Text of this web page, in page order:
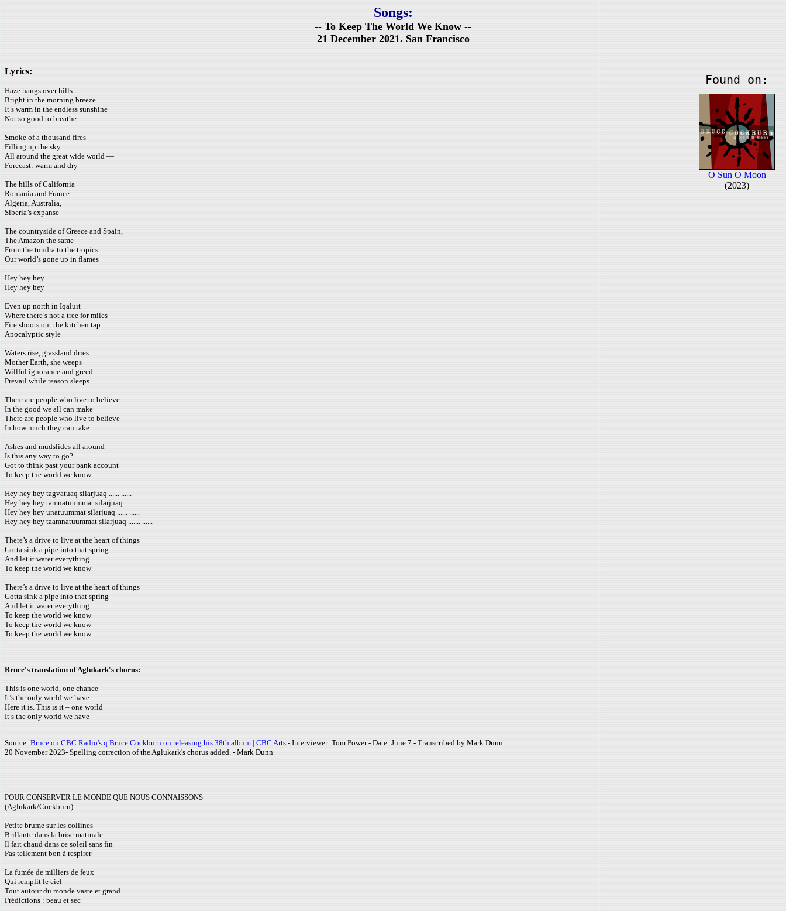
Songs:
-- To Keep The World We Know --
21 December 2021. San Francisco
Found on:
O Sun O Moon
(2023)
Lyrics:
Haze hangs over hills
Bright in the morning breeze
It’s warm in the endless sunshine
Not so good to breathe
Smoke of a thousand fires
Filling up the sky
All around the great wide world —
Forecast: warm and dry
The hills of California
Romania and France
Algeria, Australia,
Siberia’s expanse
The countryside of Greece and Spain,
The Amazon the same —
From the tundra to the tropics
Our world’s gone up in flames
Hey hey hey
Hey hey hey
Even up north in Iqaluit
Where there’s not a tree for miles
Fire shoots out the kitchen tap
Apocalyptic style
Waters rise, grassland dries
Mother Earth, she weeps
Willful ignorance and greed
Prevail while reason sleeps
There are people who live to believe
In the good we all can make
There are people who live to believe
In how much they can take
Ashes and mudslides all around —
Is this any way to go?
Got to think past your bank account
To keep the world we know
Hey hey hey tagvatuaq silarjuaq ...... ......
Hey hey hey tamnatuummat silarjuaq ....... ......
Hey hey hey unatuummat silarjuaq ...... ......
Hey hey hey taamnatuummat silarjuaq ....... ......
There’s a drive to live at the heart of things
Gotta sink a pipe into that spring
And let it water everything
To keep the world we know
There’s a drive to live at the heart of things
Gotta sink a pipe into that spring
And let it water everything
To keep the world we know
To keep the world we know
To keep the world we know
Bruce's translation of Aglukark's chorus:
This is one world, one chance
It’s the only world we have
Here it is. This is it – one world
It’s the only world we have
Source: Bruce on CBC Radio's q Bruce Cockburn on releasing his 38th album | CBC Arts - Interviewer: Tom Power - Date: June 7 - Transcribed by Mark Dunn.
20 November 2023- Spelling correction of the Aglukark's chorus added. - Mark Dunn
POUR CONSERVER LE MONDE QUE NOUS CONNAISSONS
(Aglukark/Cockburn)
Petite brume sur les collines
Brillante dans la brise matinale
Il fait chaud dans ce soleil sans fin
Pas tellement bon à respirer
La fumée de milliers de feux
Qui remplit le ciel
Tout autour du monde vaste et grand
Prédictions : beau et sec